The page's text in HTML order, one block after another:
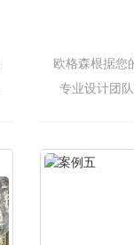
欧格森根据您
专业设计团